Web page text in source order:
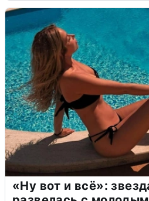
«Ну вот и всё»: